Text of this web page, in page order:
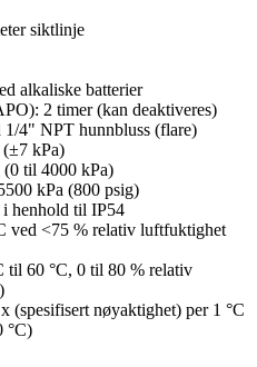
siktlinje
alkaliske batterier
2 timer (kan deaktiveres)
1/4" NPT hunnbluss (flare)
kPa)
til 4000 kPa)
kPa (800 psig)
i henhold til IP54
ved <75 % relativ luftfuktighet
til 60 °C, 0 til 80 % relativ
(spesifisert nøyaktighet) per 1 °C
°C)